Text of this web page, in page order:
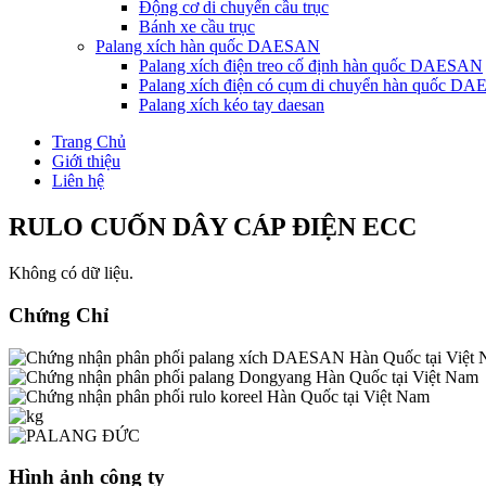
Động cơ di chuyển cầu trục
Bánh xe cầu trục
Palang xích hàn quốc DAESAN
Palang xích điện treo cố định hàn quốc DAESAN
Palang xích điện có cụm di chuyển hàn quốc
Palang xích kéo tay daesan
Trang Chủ
Giới thiệu
Liên hệ
RULO CUỐN DÂY CÁP ĐIỆN ECC
Không có dữ liệu.
Chứng Chỉ
Hình ảnh công ty